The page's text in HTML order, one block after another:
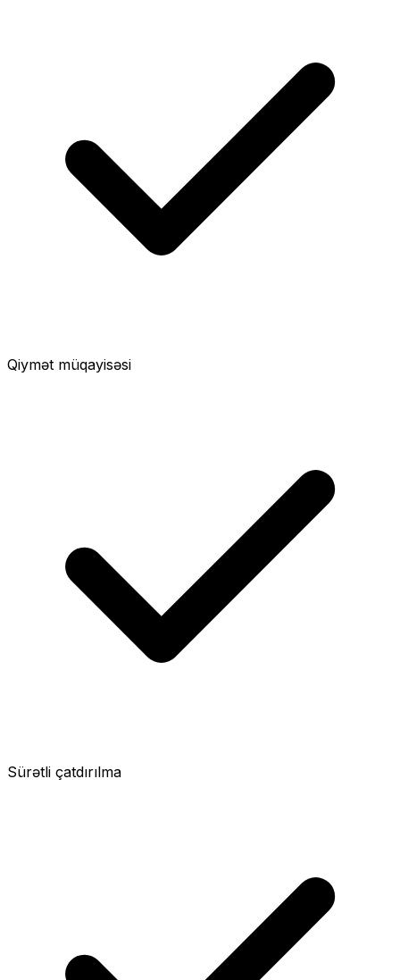
Qiymət müqayisəsi
Sürətli çatdırılma